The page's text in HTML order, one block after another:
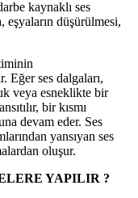
kaynaklı ses
eşyaların düşürülmesi,
Eğer ses dalgaları,
veya esneklikte bir
bir kısmı
devam eder. Ses
yansıyan ses
oluşur.
YAPILIR ?